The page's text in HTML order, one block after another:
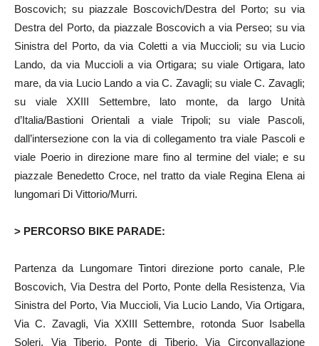
Boscovich; su piazzale Boscovich/Destra del Porto; su via
Destra del Porto, da piazzale Boscovich a via Perseo; su via
Sinistra del Porto, da via Coletti a via Muccioli; su via Lucio
Lando, da via Muccioli a via Ortigara; su viale Ortigara, lato
mare, da via Lucio Lando a via C. Zavagli; su viale C. Zavagli;
su viale XXIII Settembre, lato monte, da largo Unità
d’Italia/Bastioni Orientali a viale Tripoli; su viale Pascoli,
dall’intersezione con la via di collegamento tra viale Pascoli e
viale Poerio in direzione mare fino al termine del viale; e su
piazzale Benedetto Croce, nel tratto da viale Regina Elena ai
lungomari Di Vittorio/Murri.
> PERCORSO BIKE PARADE:
Partenza da Lungomare Tintori direzione porto canale, P.le
Boscovich, Via Destra del Porto, Ponte della Resistenza, Via
Sinistra del Porto, Via Muccioli, Via Lucio Lando, Via Ortigara,
Via C. Zavagli, Via XXIII Settembre, rotonda Suor Isabella
Soleri, Via Tiberio, Ponte di Tiberio, Via Circonvallazione